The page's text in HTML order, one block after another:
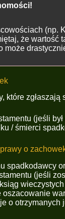
(np.
że wartość
może
które
(jeśli
/ śmierci
o
spadkodawcy
(jeśli
oszacowanie
o